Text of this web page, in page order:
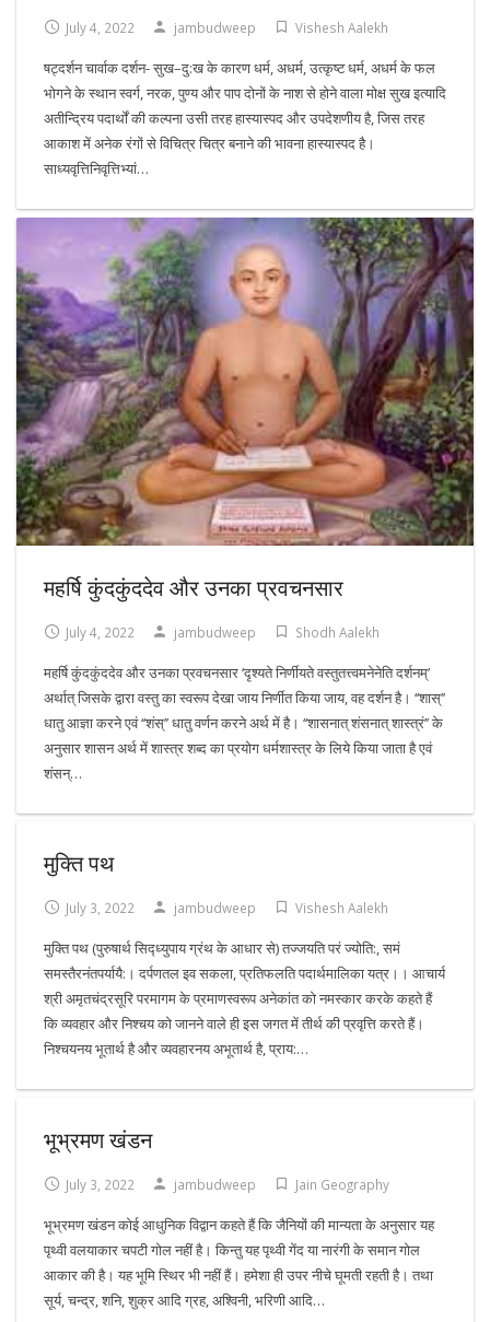
July 4, 2022 jambudweep Vishesh Aalekh
षट्दर्शन चार्वाक दर्शन- सुख–दु:ख के कारण धर्म, अधर्म, उत्कृष्ट धर्म, अधर्म के फल
भोगने के स्थान स्वर्ग, नरक, पुण्य और पाप दोनों के नाश से होने वाला मोक्ष सुख इत्यादि
अतीन्द्रिय पदार्थों की कल्पना उसी तरह हास्यास्पद और उपदेशणीय है, जिस तरह
आकाश में अनेक रंगों से विचित्र चित्र बनाने की भावना हास्यास्पद है।
साध्यवृत्तिनिवृत्तिभ्यां…
महर्षि कुंदकुंददेव और उनका प्रवचनसार
July 4, 2022 jambudweep Shodh Aalekh
महर्षि कुंदकुंददेव और उनका प्रवचनसार ‘दृश्यते निर्णीयते वस्तुतत्त्वमनेनेति दर्शनम्’
अर्थात् जिसके द्वारा वस्तु का स्वरूप देखा जाय निर्णीत किया जाय, वह दर्शन है। ‘‘शास्’’
धातु आज्ञा करने एवं ‘‘शंस्’’ धातु वर्णन करने अर्थ में है। ‘‘शासनात् शंसनात् शास्त्रं’’ के
अनुसार शासन अर्थ में शास्त्र शब्द का प्रयोग धर्मशास्त्र के लिये किया जाता है एवं
शंसन्…
मुक्ति पथ
July 3, 2022 jambudweep Vishesh Aalekh
मुक्ति पथ (पुरुषार्थ सिद्ध्युपाय ग्रंथ के आधार से) तज्जयति परं ज्योति:, समं
समस्तैरनंतपर्यायै:। दर्पणतल इव सकला, प्रतिफलति पदार्थमालिका यत्र।। आचार्य
श्री अमृतचंद्रसूरि परमागम के प्रमाणस्वरूप अनेकांत को नमस्कार करके कहते हैं
कि व्यवहार और निश्चय को जानने वाले ही इस जगत में तीर्थ की प्रवृत्ति करते हैं।
निश्चयनय भूतार्थ है और व्यवहारनय अभूतार्थ है, प्राय:…
भूभ्रमण खंडन
July 3, 2022 jambudweep Jain Geography
भूभ्रमण खंडन कोई आधुनिक विद्वान कहते हैं कि जैनियों की मान्यता के अनुसार यह
पृथ्वी वलयाकार चपटी गोल नहीं है। किन्तु यह पृथ्वी गेंद या नारंगी के समान गोल
आकार की है। यह भूमि स्थिर भी नहीं हैं। हमेशा ही उपर नीचे घूमती रहती है। तथा
सूर्य, चन्द्र, शनि, शुक्र आदि ग्रह, अश्विनी, भरिणी आदि…